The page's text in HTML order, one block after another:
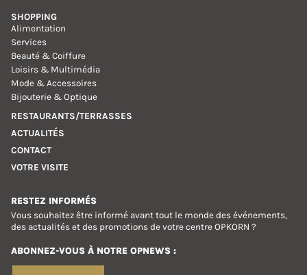
SHOPPING
Alimentation
Services
Beauté & Coiffure
Loisirs & Multimédia
Mode & Accessoires
Bijouterie & Optique
RESTAURANTS/TERRASSES
ACTUALITÉS
CONTACT
VOTRE VISITE
RESTEZ INFORMÉS
Vous souhaitez être informé avant tout le monde des événements,
des actualités et des promotions de votre centre OPKORN ?
ABONNEZ-VOUS À NOTRE OPNEWS :